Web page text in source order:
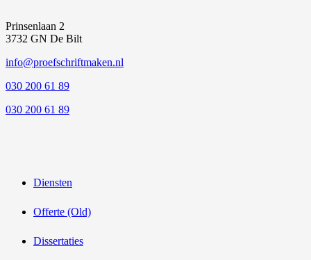
Prinsenlaan 2
3732 GN De Bilt
info@proefschriftmaken.nl
030 200 61 89
030 200 61 89
Diensten
Offerte (Old)
Dissertaties